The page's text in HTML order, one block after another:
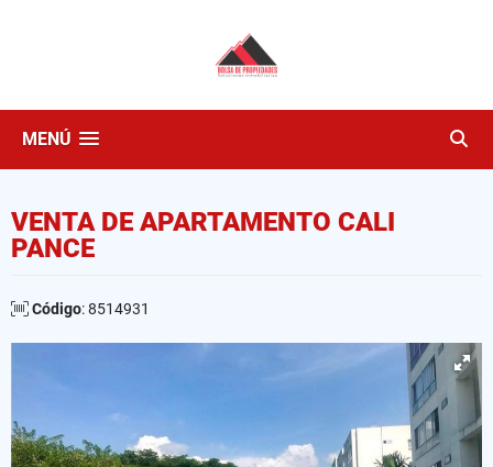
MENÚ
VENTA DE APARTAMENTO CALI
PANCE
Código: 8514931